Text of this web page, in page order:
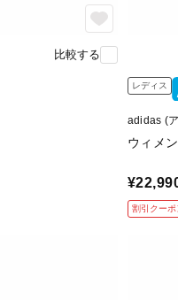
比較する
レディス
adidas (
ウィメ
割引クーポ